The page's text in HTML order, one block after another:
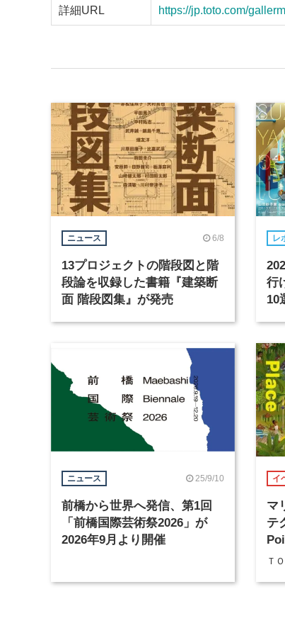
詳細URL https://jp.toto.com/
ニュース 6/8
13プロジェクトの階段図と階
段論を収録した書籍『建築断
面 階段図集』が発売
レ
行
10
ニュース 25/9/10
前橋から世界へ発信、第1回
「前橋国際芸術祭2026」が
2026年9月より開催
イ
マ
テ
Ｔ